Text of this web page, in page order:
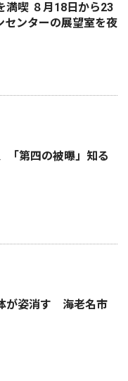
満喫 ８月18日から23
センターの展望室を夜
「第四の被曝」知る
が姿消す 海老名市